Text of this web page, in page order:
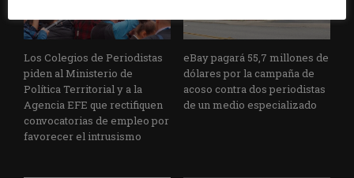
Los Colegios de Periodistas
piden al Ministerio de
Política Territorial y a la
Agencia EFE que rectifiquen
convocatorias de empleo por
favorecer el intrusismo
eBay pagará 55,7 millones de
dólares por la campaña de
acoso contra dos periodistas
de un medio especializado